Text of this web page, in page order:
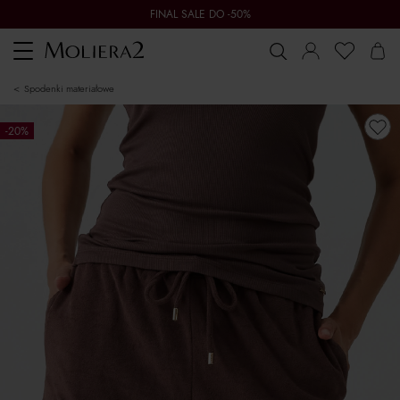
FINAL SALE DO -50%
Toggle
navigation
spodenki materiałowe
-20%